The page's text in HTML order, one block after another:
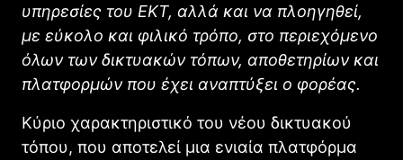
υπηρεσίες του EKT, αλλά και να πλοηγηθεί,
με εύκολο και φιλικό τρόπο, στο περιεχόμενο
όλων των δικτυακών τόπων, αποθετηρίων και
πλατφορμών που έχει αναπτύξει ο φορέας.
Κύριο χαρακτηριστικό του νέου δικτυακού
τόπου, που αποτελεί μια ενιαία πλατφόρμα